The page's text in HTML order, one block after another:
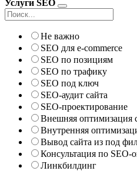
Услуги SEO
Не важно
SEO для e-commerce
SEO по позициям
SEO по трафику
SEO под ключ
SEO-аудит сайта
SEO-проектирование
Внешняя оптимизация
Внутренняя
Вывод сайта из под
Консультация по SEO-
Линкбилдинг